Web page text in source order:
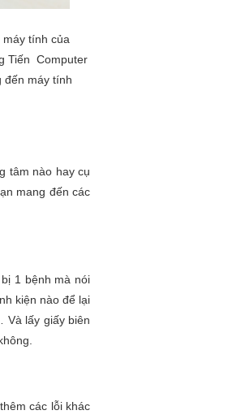
tính của
Tiến Computer
đến máy tính
tâm nào hay cụ
mang đến các
1 bệnh mà nói
kiện nào để lại
Và lấy giấy biên
các lỗi khác